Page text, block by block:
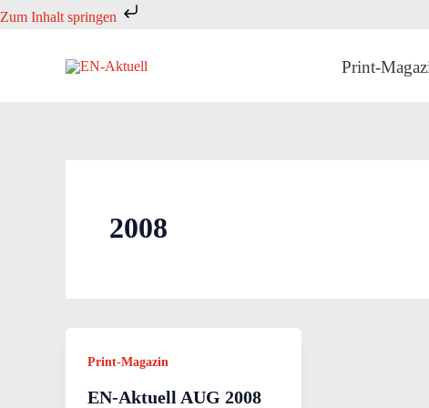
Zum Inhalt springen
Zum
Print-
2008
Print-Magazin
EN-Aktuell AUG 2008